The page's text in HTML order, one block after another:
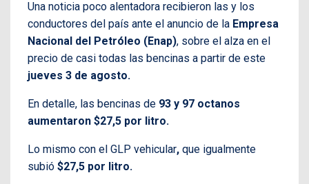
Una noticia poco alentadora recibieron las y los
conductores del país ante el anuncio de la Empresa
Nacional del Petróleo (Enap), sobre el alza en el
precio de casi todas las bencinas a partir de este
jueves 3 de agosto.
En detalle, las bencinas de 93 y 97 octanos
aumentaron $27,5 por litro.
Lo mismo con el GLP vehicular, que igualmente
subió $27,5 por litro.